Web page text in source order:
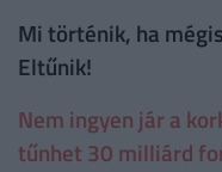
Mi történik, ha
Eltűnik!
Nem ingyen jár a
tűnhet 30 milliárd